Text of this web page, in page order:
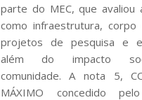
parte do MEC, que avaliou
como infraestrutura, corpo
projetos de pesquisa e
além do impacto
comunidade. A nota 5,
MÁXIMO concedido